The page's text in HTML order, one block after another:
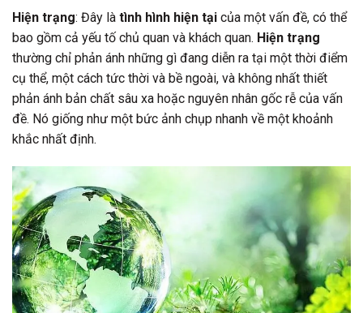
Hiện trạng: Đây là tình hình hiện tại của một vấn đề, có thể
bao gồm cả yếu tố chủ quan và khách quan. Hiện trạng
thường chỉ phản ánh những gì đang diễn ra tại một thời điểm
cụ thể, một cách tức thời và bề ngoài, và không nhất thiết
phản ánh bản chất sâu xa hoặc nguyên nhân gốc rễ của vấn
đề. Nó giống như một bức ảnh chụp nhanh về một khoảnh
khắc nhất định.